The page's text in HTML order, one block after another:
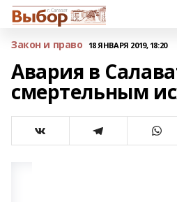
Закон и право 18 ЯНВАРЯ 2019, 18:20
Авария в
смертельным